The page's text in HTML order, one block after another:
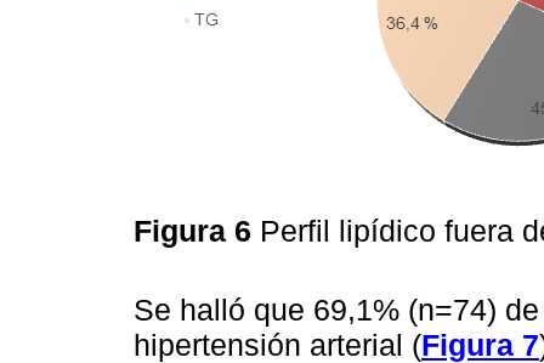
Figura 6 Perfil lipídico fuera
Se halló que 69,1% (n=74)
hipertensión arterial (Figura 7